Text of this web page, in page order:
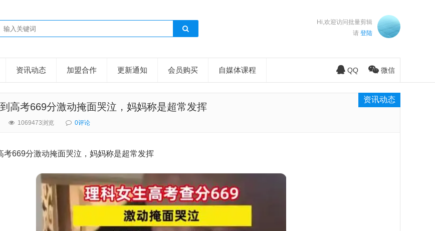
Hi,欢迎访问批量剪辑
请 登陆
资讯动态 加盟合作 更新通知 会员购买 自媒体课程 QQ 微信
高考669分激动掩面哭泣，妈妈称是超常发挥
资讯动态
1069473浏览 0评论
考669分激动掩面哭泣，妈妈称是超常发挥